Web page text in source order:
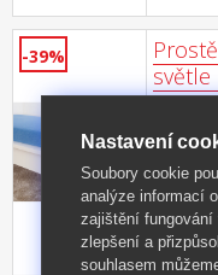
-39%
g/m²
odolné,
399 Kč
-39%
Nastavení
Soubory cookie
analýze informací
zajištění
zlepšení a
souhlasem